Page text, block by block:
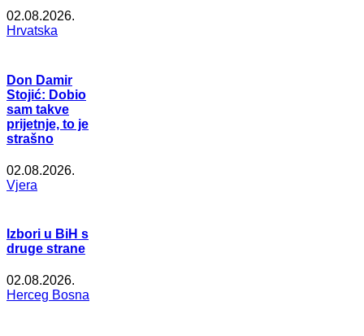
02.08.2026.
Hrvatska
Don Damir
Stojić: Dobio
sam takve
prijetnje, to je
strašno
02.08.2026.
Vjera
Izbori u BiH s
druge strane
02.08.2026.
Herceg Bosna